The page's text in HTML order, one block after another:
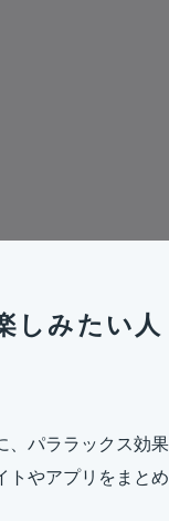
しみたい人
、パララックス効果
トやアプリをまとめ